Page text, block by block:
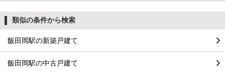
類似の条件から検索
飯田岡駅の新築戸建て
飯田岡駅の中古戸建て